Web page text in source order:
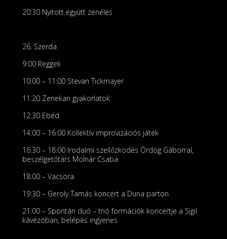
20:30 Nyitott együtt zenélés
26. Szerda
9:00 Reggeli
10:00 – 11:00 Stevan Tickmayer
11:20 Zenekari gyakorlatok
12:30 Ebéd
14:00 – 16:00 Kollektív improvizációs játék
16:30 – 18:00 Irodalmi szellőzködés Ördög Gáborral,
beszélgetőtárs Molnár Csaba
18:00 – Vacsora
19:30 – Geröly Tamás koncert a Duna parton
21:00 – Spontán duó – trió formációk koncertje a Sigil
kávézóban, belépés ingyenes